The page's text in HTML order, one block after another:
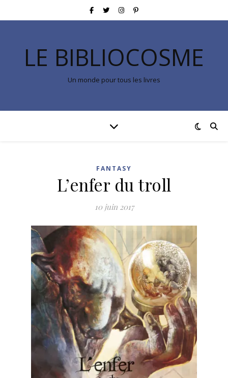
LE BIBLIOCOSME
Un monde pour tous les livres
FANTASY
L’enfer du troll
10 juin 2017